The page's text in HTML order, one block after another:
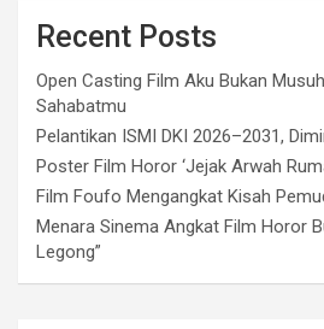
Recent Posts
Open Casting Film Aku Bukan
Sahabatmu
Pelantikan ISMI DKI 2026–2031,
Poster Film Horor ‘Jejak Arwah
Film Foufo Mengangkat Kisah
Menara Sinema Angkat Film Horor
Legong”